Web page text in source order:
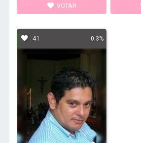
VOTAR
41 0.3%